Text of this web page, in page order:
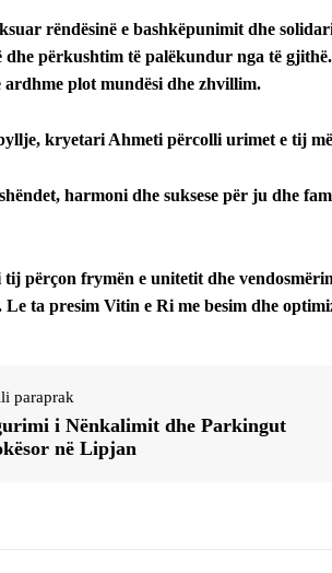
rëndësinë e bashkëpunimit dhe
dhe përkushtim të palëkundur nga të
ardhme plot mundësi dhe zhvillim.
kryetari Ahmeti përcolli urimet e tij
harmoni dhe suksese për ju dhe
tij përçon frymën e unitetit dhe
Le ta presim Vitin e Ri me besim dhe
paraprak
i Nënkalimit dhe Parkingut
në Lipjan